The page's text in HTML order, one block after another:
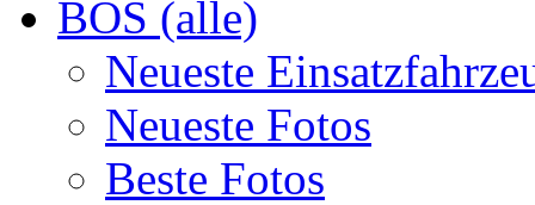
BOS (alle)
Neueste
Neueste Fotos
Beste Fotos